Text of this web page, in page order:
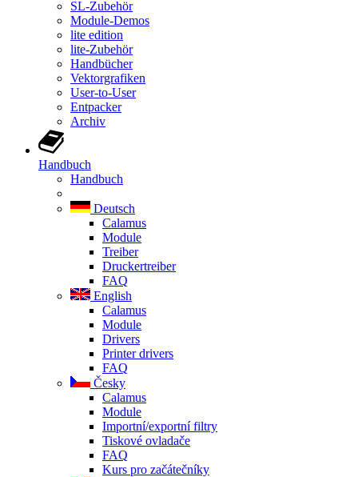
SL-Zubehör
Module-Demos
lite edition
lite-Zubehör
Handbücher
Vektorgrafiken
User-to-User
Entpacker
Archiv
Handbuch
Handbuch
Deutsch
Calamus
Module
Treiber
Druckertreiber
FAQ
English
Calamus
Module
Drivers
Printer drivers
FAQ
Česky
Calamus
Module
Importní/exportní filtry
Tiskové ovladače
FAQ
Kurs pro začátečníky